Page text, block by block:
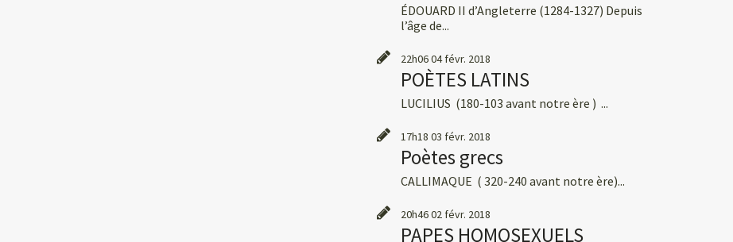
ÉDOUARD II d’Angleterre (1284-1327) Depuis
l’âge de...
22h0604 févr. 2018
POÈTES LATINS
LUCILIUS (180-103 avant notre ère ) ...
17h18 03 févr. 2018
Poètes grecs
CALLIMAQUE ( 320-240 avant notre ère)...
20h4602 févr. 2018
PAPES HOMOSEXUELS